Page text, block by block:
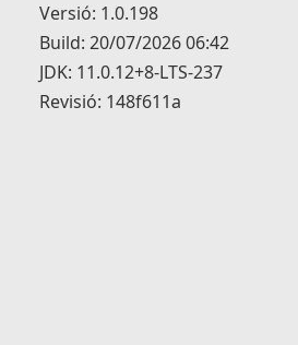
Versió: 1.0.198
Build: 20/07/2026 06:42
JDK: 11.0.12+8-LTS-237
Revisió: 148f611a